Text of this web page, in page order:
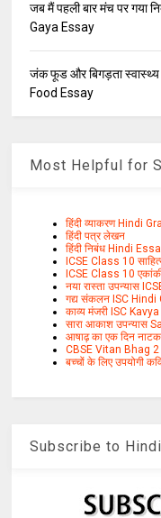
जब मैं पहली बार मंच पर
Gaya Essay
जंक फूड और बिगड़ता
Food Essay
Most Helpful for
हिंदी व्याकरण Hindi
हिंदी पत्र लेखन
हिंदी निबंध Hindi
ICSE Class 10
ICSE Class 10
नया रास्ता उपन्यास
गद्य संकलन ISC
काव्य मंजरी ISC
सारा आकाश उपन्यास
आषाढ़ का एक दिन
CBSE Vitan Bhag 2
बच्चों के लिए उपयोगी
Subscribe to